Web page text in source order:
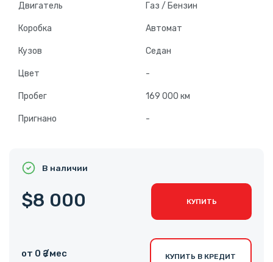
Двигатель Газ / Бензин
Коробка Автомат
Кузов Седан
Цвет -
Пробег 169 000 км
Пригнано -
В наличии
$8 000 КУПИТЬ
от 0 ₴ /мес КУПИТЬ В КРЕДИТ